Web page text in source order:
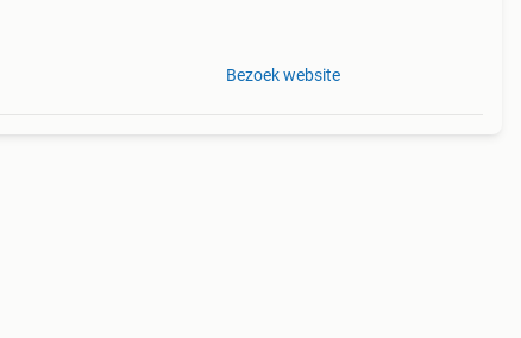
Bezoek website